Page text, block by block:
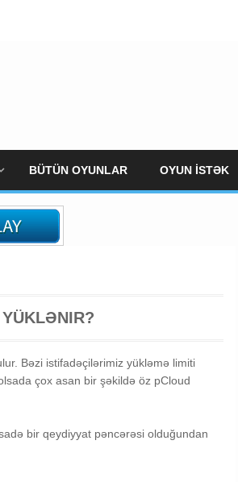
BÜTÜN OYUNLAR OYUN İSTƏK
Bəzi istifadəçilərimiz yükləmə limiti
çox asan bir şəkildə öz pCloud
bir qeydiyyat pəncərəsi olduğundan